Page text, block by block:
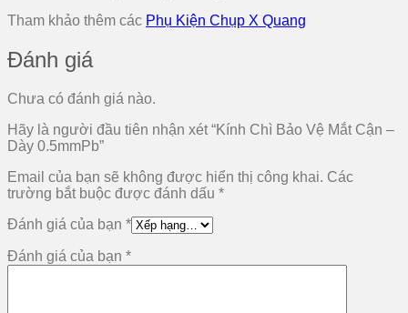
Tham khảo thêm các Phụ Kiện Chụp X Quang
Đánh giá
Chưa có đánh giá nào.
Hãy là người đầu tiên nhận xét “Kính Chì Bảo Vệ Mắt Cận –
Dày 0.5mmPb”
Email của bạn sẽ không được hiển thị công khai. Các
trường bắt buộc được đánh dấu *
Đánh giá của bạn *
Đánh giá của bạn *